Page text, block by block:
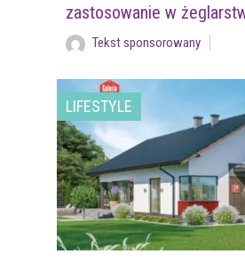
zastosowanie w
Tekst sponsorowany
LIFESTYLE